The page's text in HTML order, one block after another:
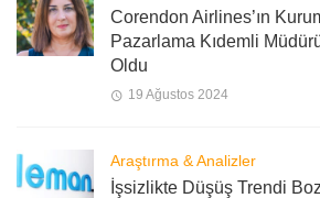
Corendon Airlines’ın
Pazarlama Kıdemli
Oldu
19 Ağustos 2024
Araştırma & Analizler
İşsizlikte Düşüş Trendi